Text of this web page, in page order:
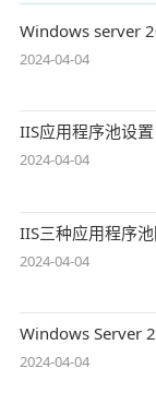
Windows server
2024-04-04
IIS应用程序池设
2024-04-04
IIS三种应用程序
2024-04-04
Windows Server
2024-04-04